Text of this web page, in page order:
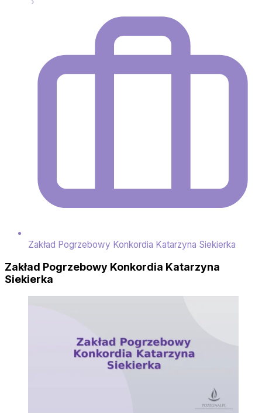
Zakład Pogrzebowy Konkordia Katarzyna Siekierka
Zakład Pogrzebowy Konkordia Katarzyna
Siekierka